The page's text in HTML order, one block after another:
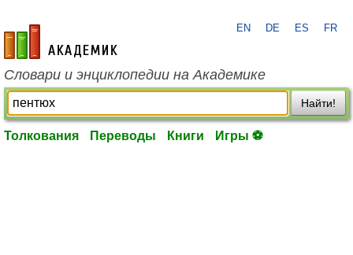
academic.ru
EN DE ES FR
Словари и энциклопедии на Академике
Найти!
Толкования Переводы Книги Игры ⚽